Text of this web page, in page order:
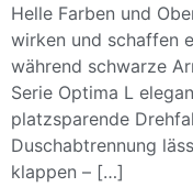
Helle Farben und
wirken und schaffen
während schwarze
Serie Optima L
platzsparende
Duschabtrennung
klappen – […]